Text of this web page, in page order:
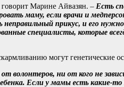
говорит Марине Айвазян. – Есть
маму, если врачи и
прикус, и его
специалисты, которые
могут генетические
волонтеров, ни от кого не
Если у мамы есть какие-